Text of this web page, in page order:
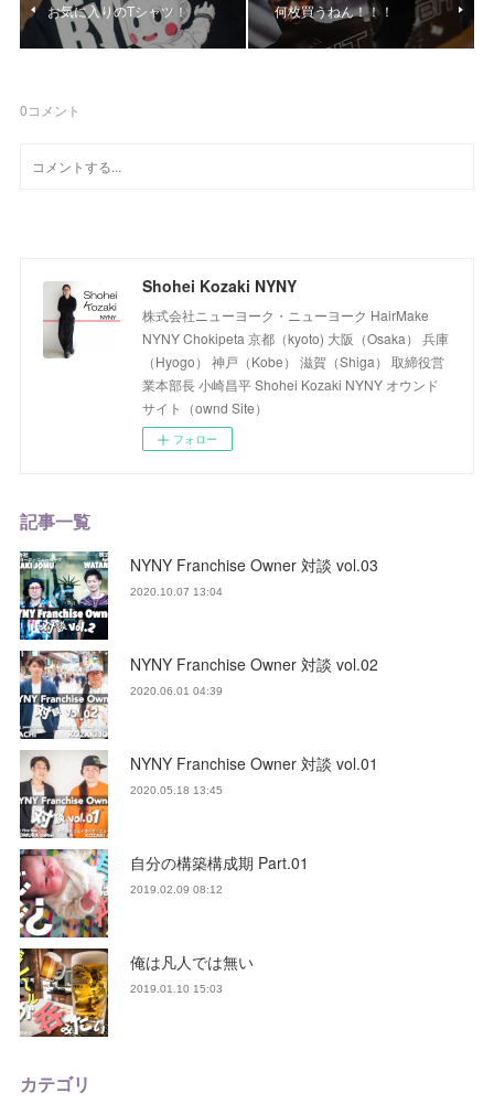
お気に入りのTシャツ！ 何枚買うねん！！！
0コメント
Shohei Kozaki NYNY
株式会社ニューヨーク・ニューヨーク HairMake
NYNY Chokipeta 京都（kyoto) 大阪（Osaka） 兵庫
（Hyogo） 神戸（Kobe） 滋賀（Shiga） 取締役営
業本部長 小崎昌平 Shohei Kozaki NYNY オウンド
サイト（ownd Site）
フォロー
記事一覧
NYNY Franchise Owner 対談 vol.03
2020.10.07 13:04
NYNY Franchise Owner 対談 vol.02
2020.06.01 04:39
NYNY Franchise Owner 対談 vol.01
2020.05.18 13:45
自分の構築構成期 Part.01
2019.02.09 08:12
俺は凡人では無い
2019.01.10 15:03
カテゴリ